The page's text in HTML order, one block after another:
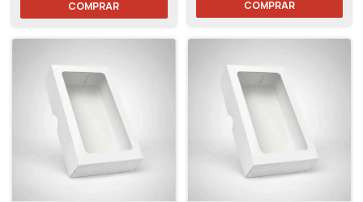
COMPRAR COMPRAR